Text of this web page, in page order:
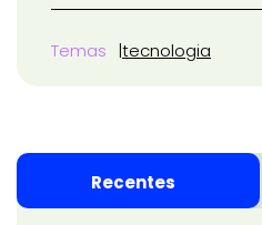
Temas tecnologia
Recentes